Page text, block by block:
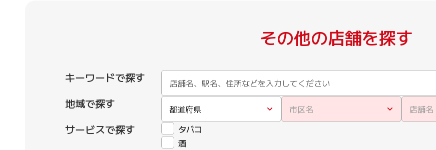
その他の店舗を探す
キーワードで探す
地域で探す
都道府県 市区名 店舗名
サービスで探す
タバコ
酒